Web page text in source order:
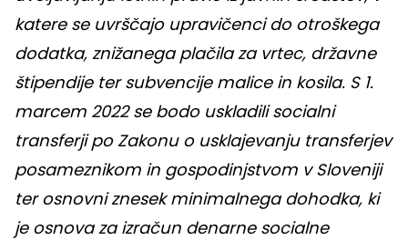
katere se uvrščajo upravičenci do otroškega
dodatka, znižanega plačila za vrtec, državne
štipendije ter subvencije malice in kosila. S 1.
marcem 2022 se bodo uskladili socialni
transferji po Zakonu o usklajevanju transferjev
posameznikom in gospodinjstvom v Sloveniji
ter osnovni znesek minimalnega dohodka, ki
je osnova za izračun denarne socialne